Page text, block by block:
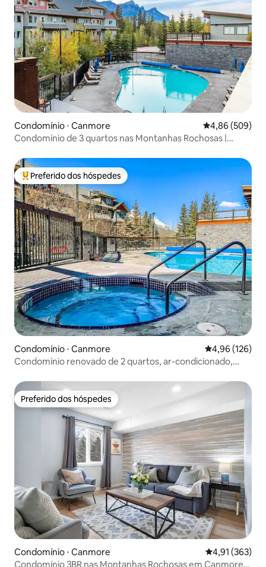
Condomínio ⋅ Canmore 4,86 de uma
4,86 (509)
Condomínio de 3 quartos nas Montanhas Rochosas |
Entre os melhores preferidos dos hóspedes
Preferido dos hóspedes
Condomínio ⋅ Canmore 4,96 de uma
4,96 (126)
Condomínio renovado de 2 quartos, ar-condicionado,
estimação permitidos!
Preferido dos hóspedes
Preferido dos hóspedes
Condomínio ⋅ Canmore 4,91 de uma
4,91 (363)
Condomínio 3BR nas Montanhas Rochosas em Canmore